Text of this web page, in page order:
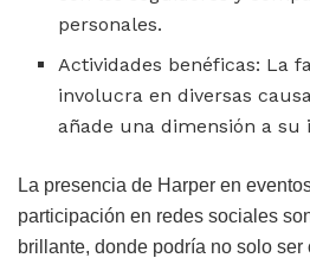
personales.
Actividades benéficas: La
involucra en diversas
añade una dimensión a su
La presencia de Harper en
participación en redes sociales
brillante, donde podría no solo